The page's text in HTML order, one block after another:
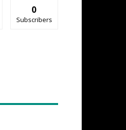
0
Subscribers